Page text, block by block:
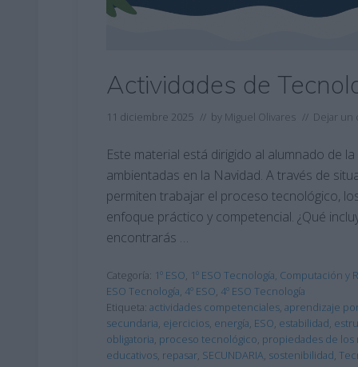
Actividades de
11 diciembre 2025 // by Miguel Olivares // Dejar un
Este material está dirigido al alumnado de
ambientadas en la Navidad. A través de
permiten trabajar el proceso tecnológico,
enfoque práctico y competencial. ¿Qué
encontrarás …
Categoría: 1º ESO, 1º ESO Tecnología, Computación y
ESO Tecnología, 4º ESO, 4º ESO Tecnología
Etiqueta: actividades competenciales, aprendizaje
secundaria, ejercicios, energía, ESO, estabilidad,
obligatoria, proceso tecnológico, propiedades de los
educativos, repasar, SECUNDARIA, sostenibilidad,